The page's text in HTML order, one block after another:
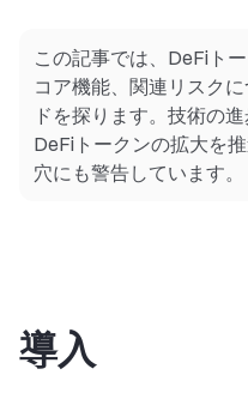
この記事では、DeFiト
コア機能、関連リスク
ドを探ります。技術の
DeFiトークンの拡大を
穴にも警告しています。
導入